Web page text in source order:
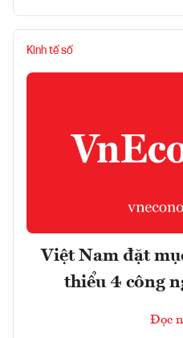
Kinh tế số
Việt Nam đặt
thiểu 4 công
Đọc